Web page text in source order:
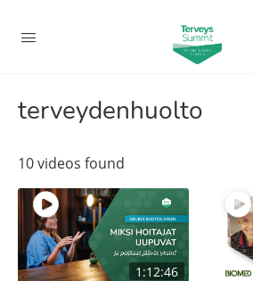
terveydenhuolto
10 videos found
1:12:46